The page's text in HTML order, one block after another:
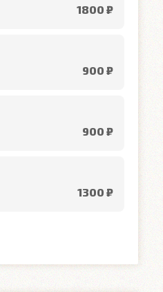
1800 ₽
900 ₽
900 ₽
1300 ₽